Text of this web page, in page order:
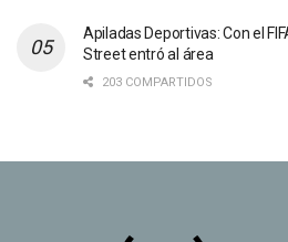
Apiladas Deportivas: Con el
Street entró al área
203 COMPARTIDOS